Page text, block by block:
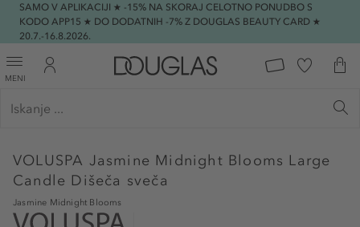
SAMO V APLIKACIJI ★ -15% NA SKORAJ CELOTNO PONUDBO S
KODO APP15 ★ DO DODATNIH -7% Z DOUGLAS BEAUTY CARD ★
20.7.-16.8.2026.
MENI
VOLUSPA Jasmine Midnight Blooms Large
Candle Dišeča sveča
Jasmine Midnight Blooms